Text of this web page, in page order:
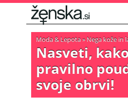
Moda & Lepota» Nega kože in
Nasveti,
pravilno
svoje obrvi!